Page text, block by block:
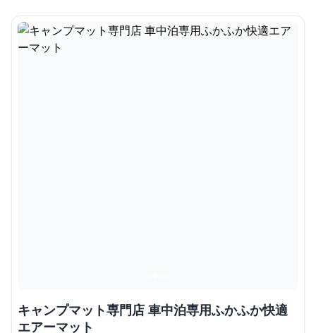
キャンプマット専門店 車中泊専用ふかふか快適
エアーマット